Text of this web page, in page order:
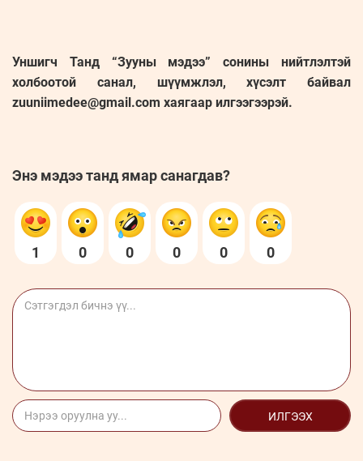
Уншигч Танд “Зууны мэдээ” сонины нийтлэлтэй
холбоотой санал, шүүмжлэл, хүсэлт байвал
zuuniimedee@gmail.com хаягаар илгээгээрэй.
Энэ мэдээ танд ямар санагдав?
1 0 0 0 0 0
ИЛГЭЭХ